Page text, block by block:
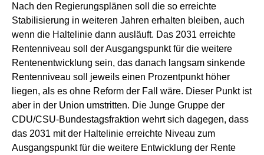
Nach den Regierungsplänen soll die so erreichte
Stabilisierung in weiteren Jahren erhalten bleiben, auch
wenn die Haltelinie dann ausläuft. Das 2031 erreichte
Rentenniveau soll der Ausgangspunkt für die weitere
Rentenentwicklung sein, das danach langsam sinkende
Rentenniveau soll jeweils einen Prozentpunkt höher
liegen, als es ohne Reform der Fall wäre. Dieser Punkt ist
aber in der Union umstritten. Die Junge Gruppe der
CDU/CSU-Bundestagsfraktion wehrt sich dagegen, dass
das 2031 mit der Haltelinie erreichte Niveau zum
Ausgangspunkt für die weitere Entwicklung der Rente